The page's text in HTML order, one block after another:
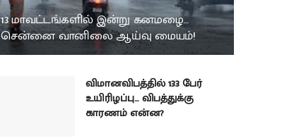
13 மாவட்டங்களில் இன்று கனமழை…
சென்னை வானிலை ஆய்வு மையம்!
விமானவிபத்தில் 133 பேர்
உயிரிழப்பு… விபத்துக்கு
காரணம் என்ன?